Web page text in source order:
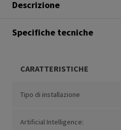
Descrizione
Specifiche tecniche
CARATTERISTICHE
Tipo di installazione
Artificial Intelligence: